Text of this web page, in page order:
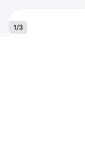
1/3